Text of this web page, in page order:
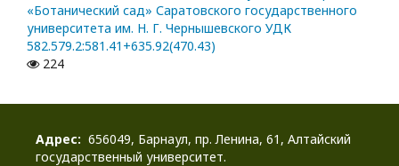
«Ботанический сад» Саратовского государственного
университета им. Н. Г. Чернышевского УДК
582.579.2:581.41+635.92(470.43)
224
Адрес: 656049, Барнаул, пр. Ленина, 61, Алтайский
государственный университет.